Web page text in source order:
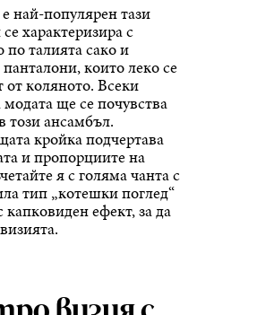
най-популярен тази
характеризира с
талията сако и
които леко се
от коляното. Всеки
ще се почувства
този ансамбъл.
кройка подчертава
и пропорциите на
я с голяма чанта с
тип „котешки поглед“
ефект, за да